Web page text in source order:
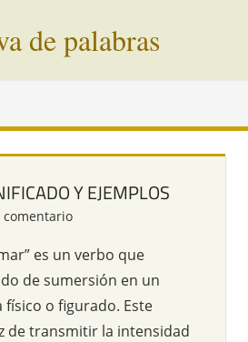
de palabras
Y EJEMPLOS
comentario
es un verbo que
de sumersión en un
físico o figurado. Este
de transmitir la intensidad